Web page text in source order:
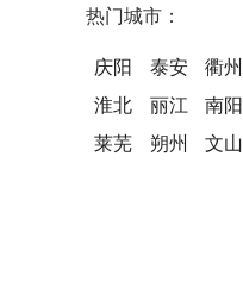
热门城市：
庆阳 泰安 衢州
淮北
丽江 南阳
莱芜
朔州 文山